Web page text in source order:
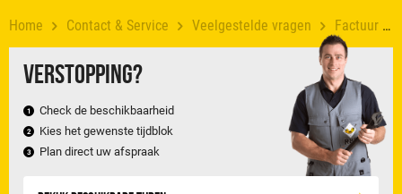
Home Contact & Service Veelgestelde vragen Factuur en betaling
Verstopping?
Check de beschikbaarheid
Kies het gewenste tijdblok
Plan direct uw afspraak